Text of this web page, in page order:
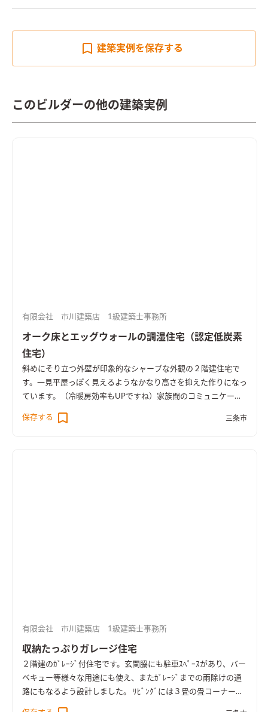
建築実例を保存する
このビルダーの他の建築実例
有限会社 市川建築店 1級建築士事務所
オーク床とエッグウォールの調湿住宅（認定低炭素
住宅）
斜めにそり立つ外壁が印象的なシャープな外観の２階建住宅で
す。一見平屋っぽく見えるようなかなり高さを抑えた作りになっ
ています。（冷暖房効率もUPですね）家族間のコミュニケーシ
ました。釣りが趣味の施主様の為、２階に趣味室、裏口土間に
保存する 三条市
有限会社 市川建築店 1級建築士事務所
収納たっぷりガレージ住宅
２階建のｶﾞﾚｰｼﾞ付住宅です。玄関脇にも駐車ｽﾍﾟｰｽがあり、バー
ベキュー等様々な用途にも使え、またｶﾞﾚｰｼﾞまでの雨除けの通
路にもなるよう設計しました。 ﾘﾋﾞﾝｸﾞには３畳の畳コーナー